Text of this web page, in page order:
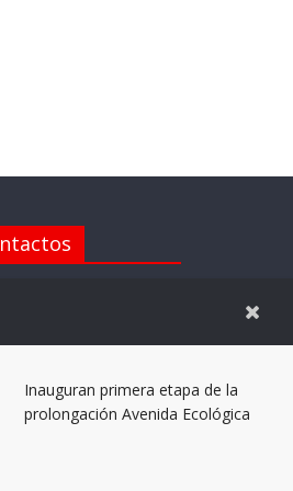
Inauguran primera etapa de la
prolongación Avenida Ecológica